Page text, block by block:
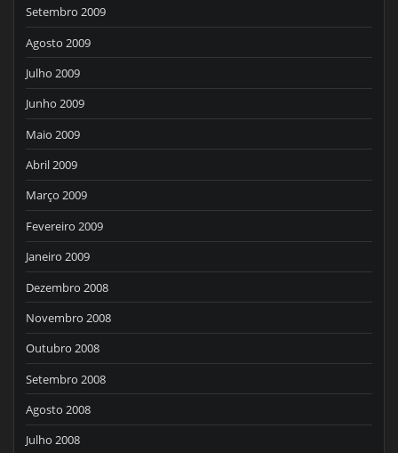
Setembro 2009
Agosto 2009
Julho 2009
Junho 2009
Maio 2009
Abril 2009
Março 2009
Fevereiro 2009
Janeiro 2009
Dezembro 2008
Novembro 2008
Outubro 2008
Setembro 2008
Agosto 2008
Julho 2008